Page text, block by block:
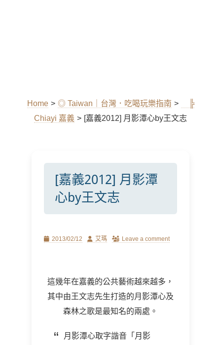
Home > ◎ Taiwan｜台灣．吃喝玩樂指南 >
╠
Chiayi 嘉義 > [嘉義2012] 月影潭心by王文志
[嘉義2012] 月影潭
心by王文志
Posted2013/02/12 Author
艾瑪 Leave a comment
這幾年在嘉義的公共藝術越來越多，
其中由王文志先生打造的月影潭心及
森林之歌是最知名的兩處。
月影潭心取字諧音「月影